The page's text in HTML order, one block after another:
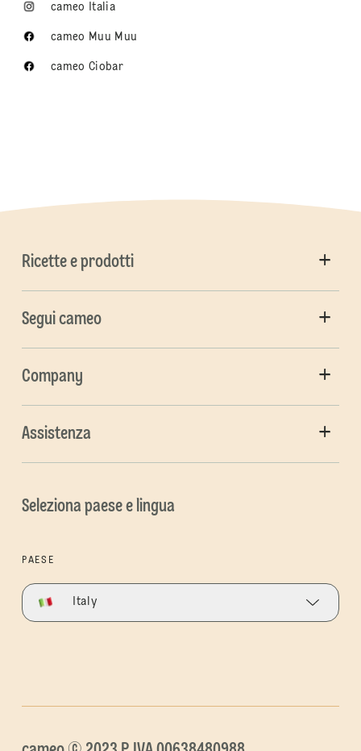
cameo Italia
cameo Muu Muu
cameo Ciobar
Ricette e prodotti
Segui cameo
Company
Assistenza
Seleziona paese e lingua
PAESE
Italy